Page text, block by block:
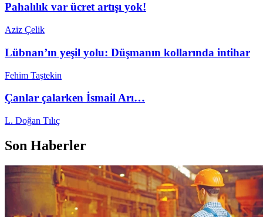
Pahalılık var ücret artışı yok!
Aziz Çelik
Lübnan’ın yeşil yolu: Düşmanın kollarında intihar
Fehim Taştekin
Çanlar çalarken İsmail Arı…
L. Doğan Tılıç
Son Haberler